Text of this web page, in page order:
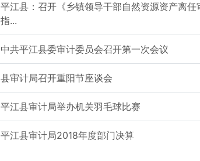
平江县：召开《乡镇领导干部自然资源资产离任
指...
中共平江县委审计委员会召开第一次会议
县审计局召开重阳节座谈会
平江县审计局举办机关羽毛球比赛
平江县审计局2018年度部门决算